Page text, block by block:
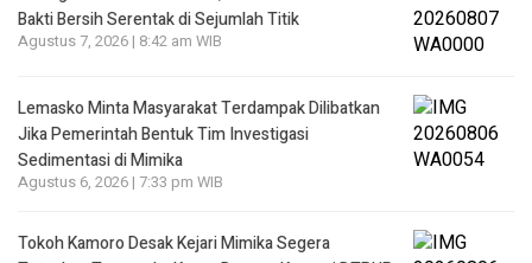
Bakti Bersih Serentak di Sejumlah Titik
Agustus 7, 2026 | 8:42 am WIB
Lemasko Minta Masyarakat Terdampak Dilibatkan
Jika Pemerintah Bentuk Tim Investigasi
Sedimentasi di Mimika
Agustus 6, 2026 | 7:33 pm WIB
Tokoh Kamoro Desak Kejari Mimika Segera